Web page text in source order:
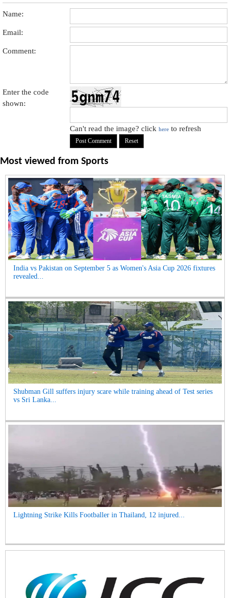
Name:
Email:
Comment:
Enter the code
shown:
Can't read the image? clickhere to refresh
Most viewed from Sports
India vs Pakistan on September 5 as Women's Asia Cup 2026 fixtures
revealed...
Shubman Gill suffers injury scare while training ahead of Test series
vs Sri Lanka...
Lightning Strike Kills Footballer in Thailand, 12 injured...